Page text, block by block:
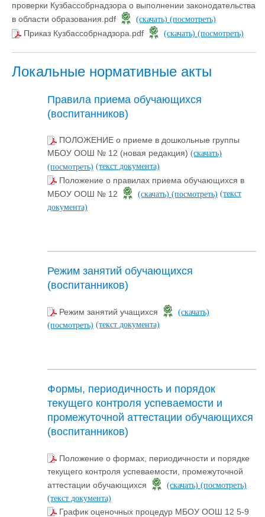
проверки Кузбассобрнадзора о выполнении законодательства
в области образования.pdf
(скачать) (посмотреть)
Приказ Кузбассобрнадзора.pdf (скачать) (посмотреть)
Локальные нормативные акты
Правила приема обучающихся
(воспитанников)
ПОЛОЖЕНИЕ о приеме в дошкольные группы
МБОУ ООШ № 12 (новая редакция) (скачать)
(посмотреть) (текст документа)
Положение о правилах приема обучающихся в
МБОУ ООШ № 12
(скачать) (посмотреть) (текст
документа)
Режим занятий обучающихся
(воспитанников)
Режим занятий учащихся
(скачать)
(посмотреть) (текст документа)
Формы, периодичность и порядок
текущего контроля успеваемости и
промежуточной аттестации обучающихся
(воспитанников)
Положение о формах, периодичности и порядке
текущего контроля успеваемости, промежуточной
аттестации обучающихся
(скачать) (посмотреть)
(текст документа)
График оценочных процедур МБОУ ООШ 12 5-9